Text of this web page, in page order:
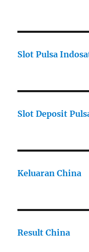
Slot Pulsa
Slot Deposit
Keluaran China
Result China